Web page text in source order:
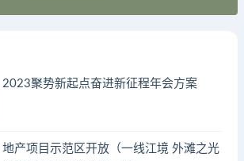
2023聚势新起点奋进新征程年会方案
地产项目示范区开放（一线江境 外滩之光